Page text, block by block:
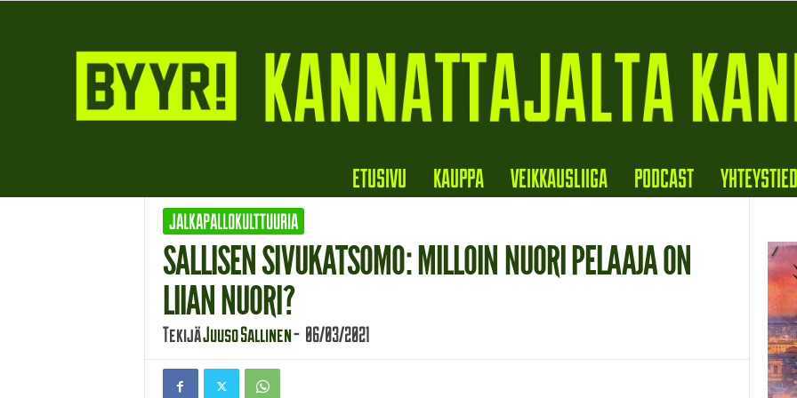
ETUSIVU KAUPPA VEIKKAUSLIIGA PODCAST
JALKAPALLOKULTTUURIA
SALLISEN SIVUKATSOMO: MILLOIN NUORI PELAAJA ON
LIIAN NUORI?
TekijäJuuso Sallinen- 06/03/2021